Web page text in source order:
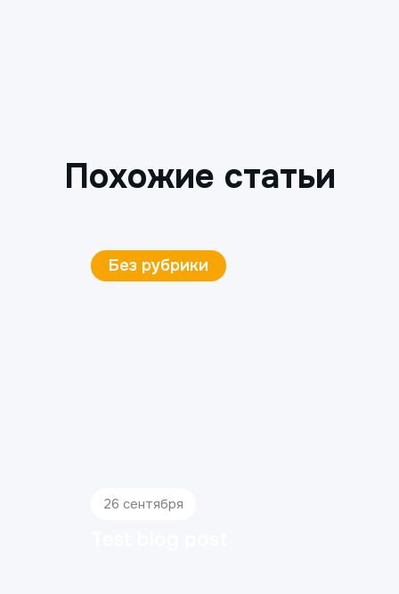
Похожие статьи
Без рубрики
26 сентября